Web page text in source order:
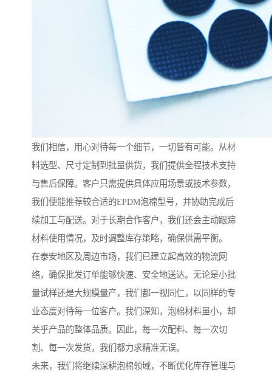
我们相信，用心对待每一个细节，一切皆有可能。从材
料选型、尺寸定制到批量供货，我们提供全程技术支持
与售后保障。客户只需提供具体应用场景或技术参数，
我们便能推荐较合适的EPDM泡棉型号，并协助完成后
续加工与配送。对于长期合作客户，我们还会主动跟踪
材料使用情况，及时调整库存策略，确保供需平衡。
在泰安地区及周边市场，我们已建立起高效的物流网
络，确保批发订单能够快速、安全地送达。无论是小批
量试样还是大规模量产，我们都一视同仁，以同样的专
业态度对待每一位客户。我们深知，泡棉材料虽小，却
关乎产品的整体品质。因此，每一次配料、每一次切
割、每一次发货，我们都力求精准无误。
未来，我们将继续深耕泡棉领域，不断优化库存管理与